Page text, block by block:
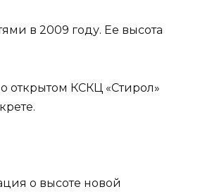
в 2009 году. Ее высота
открытом КСКЦ «Стирол»
о высоте новой